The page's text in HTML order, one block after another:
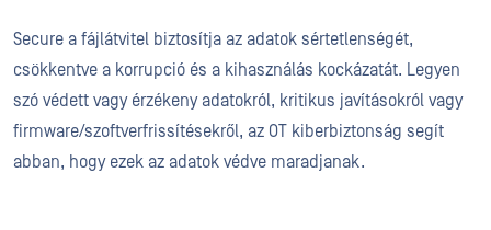
Secure a fájlátvitel biztosítja az adatok sértetlenségét,
csökkentve a korrupció és a kihasználás kockázatát. Legyen
szó védett vagy érzékeny adatokról, kritikus javításokról vagy
firmware/szoftverfrissítésekről, az OT kiberbiztonság segít
abban, hogy ezek az adatok védve maradjanak.